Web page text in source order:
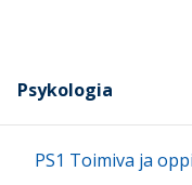
Psykologia
PS1 Toimiva ja